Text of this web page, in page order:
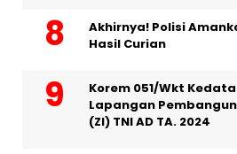
Akhirnya! Polisi
Hasil Curian
Korem 051/Wkt
Lapangan
(ZI) TNI AD TA. 2024